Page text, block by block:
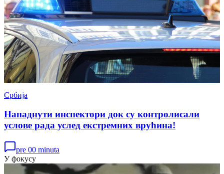
Србија
Нападнути инспектори док су контролисали
услове рада услед екстремних врућина!
pre 00 minuta
У фокусу